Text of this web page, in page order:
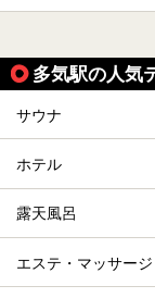
多気駅の人気
サウナ
ホテル
露天風呂
エステ・マッサージ